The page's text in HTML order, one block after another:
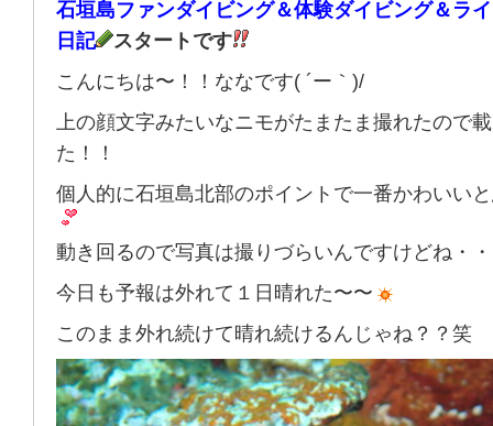
石垣島ファンダイビング＆体験ダイビング＆ラ
日記
スタートです
こんにちは〜！！ななです( ´ー｀)/
上の顔文字みたいなニモがたまたま撮れたので
た！！
個人的に石垣島北部のポイントで一番かわいい
動き回るので写真は撮りづらいんですけどね・
今日も予報は外れて１日晴れた〜〜
このまま外れ続けて晴れ続けるんじゃね？？笑